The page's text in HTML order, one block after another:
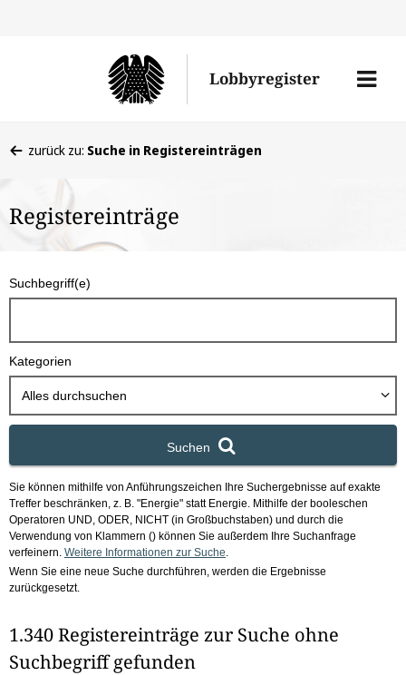
den
Lobbyregister
Menü
befinden
hier:
zurück zu: Suche in Registereinträgen
Registereinträge
u
h
b
x
Suchbegriff(e)
Kategorien
Alles durchsuchen
Suchen
Sie können mithilfe von Anführungszeichen Ihre Suchergebnisse auf exakte
Treffer beschränken, z. B. "Energie" statt Energie. Mithilfe der booleschen
Operatoren UND, ODER, NICHT (in Großbuchstaben) und durch die
Verwendung von Klammern () können Sie außerdem Ihre Suchanfrage
verfeinern. Weitere Informationen zur Suche
Wenn Sie eine neue Suche durchführen, werden die Ergebnisse
zurückgesetzt.
1.340 Registereinträge zur Suche ohne
Suchbegriff gefunden